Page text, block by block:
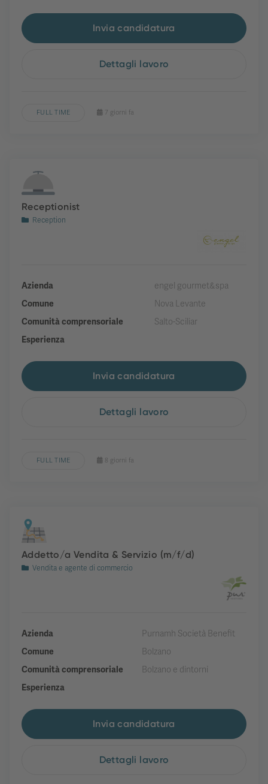
Invia candidatura
Dettagli lavoro
FULL TIME 7 giorni fa
Receptionist
Reception
Azienda
engel gourmet&spa
Comune
Nova Levante
Comunità comprensoriale
Salto-Sciliar
Esperienza
Invia candidatura
Dettagli lavoro
FULL TIME 8 giorni fa
Addetto/a Vendita & Servizio (m/f/d)
Vendita e agente di commercio
Azienda
Purnamh Società Benefit
Comune
Bolzano
Comunità comprensoriale
Bolzano e dintorni
Esperienza
Invia candidatura
Dettagli lavoro